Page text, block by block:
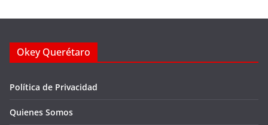
Okey Querétaro
Política de Privacidad
Quienes Somos